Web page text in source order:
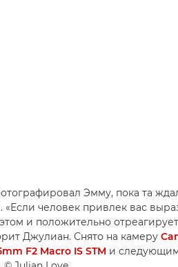
Эмму, пока та
«Если человек привлек вас
и положительно
Джулиан. Снято на камеру
F2 Macro IS STM и